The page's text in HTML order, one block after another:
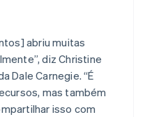
abriu muitas
diz Christine
Dale Carnegie. “É
mas também
isso com